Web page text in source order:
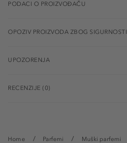
Home Parfemi Muški parfemi
PODACI O PROIZVOĐAČU
OPOZIV PROIZVODA ZBOG SIGURNOSTI
UPOZORENJA
RECENZIJE (0)